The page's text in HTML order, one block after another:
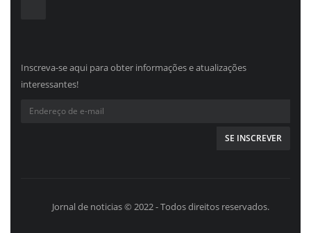
Inscreva-se aqui para obter informações e atualizações
interessantes!
Jornal de noticias © 2022 - Todos direitos reservados.